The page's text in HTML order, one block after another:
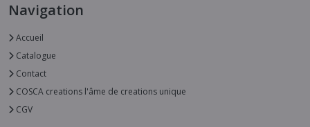
Navigation
Accueil
Catalogue
Contact
COSCA creations l'âme de creations unique
CGV